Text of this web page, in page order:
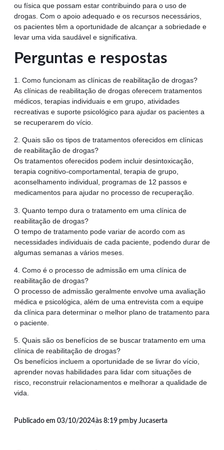
ou física que possam estar contribuindo para o uso de
drogas. Com o apoio adequado e os recursos necessários,
os pacientes têm a oportunidade de alcançar a sobriedade e
levar uma vida saudável e significativa.
Perguntas e respostas
1. Como funcionam as clínicas de reabilitação de drogas?
As clínicas de reabilitação de drogas oferecem tratamentos
médicos, terapias individuais e em grupo, atividades
recreativas e suporte psicológico para ajudar os pacientes a
se recuperarem do vício.
2. Quais são os tipos de tratamentos oferecidos em clínicas
de reabilitação de drogas?
Os tratamentos oferecidos podem incluir desintoxicação,
terapia cognitivo-comportamental, terapia de grupo,
aconselhamento individual, programas de 12 passos e
medicamentos para ajudar no processo de recuperação.
3. Quanto tempo dura o tratamento em uma clínica de
reabilitação de drogas?
O tempo de tratamento pode variar de acordo com as
necessidades individuais de cada paciente, podendo durar de
algumas semanas a vários meses.
4. Como é o processo de admissão em uma clínica de
reabilitação de drogas?
O processo de admissão geralmente envolve uma avaliação
médica e psicológica, além de uma entrevista com a equipe
da clínica para determinar o melhor plano de tratamento para
o paciente.
5. Quais são os benefícios de se buscar tratamento em uma
clínica de reabilitação de drogas?
Os benefícios incluem a oportunidade de se livrar do vício,
aprender novas habilidades para lidar com situações de
risco, reconstruir relacionamentos e melhorar a qualidade de
vida.
Publicado em 03/10/2024às 8:19 pm by Jucaserta